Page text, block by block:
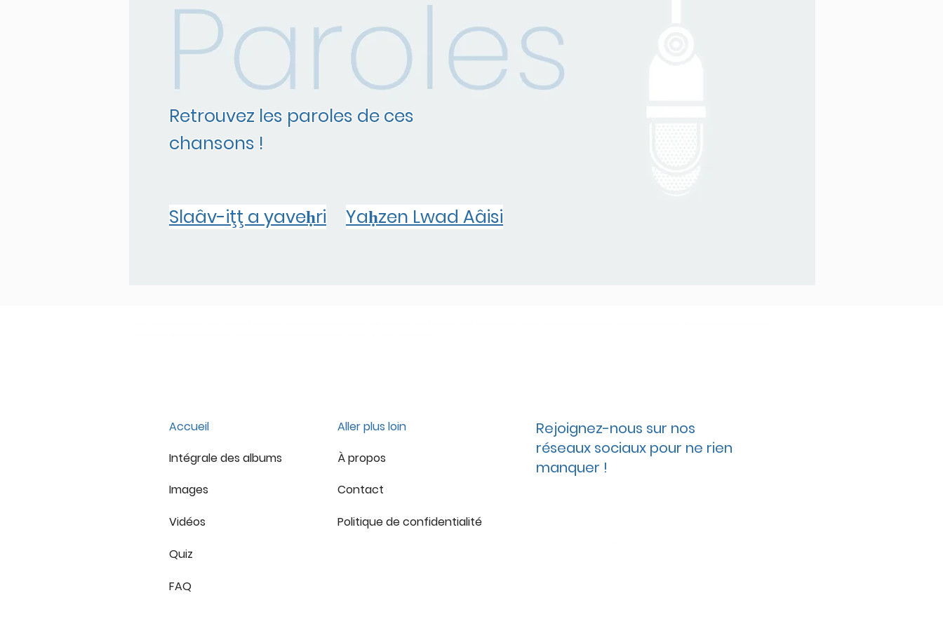
Retrouvez les paroles de ces
chansons !
Slaâv-iţţ a yaveḥri Yaḥzen Lwad Aâisi
Accueil
Intégrale des albums
Images
Vidéos
Quiz
FAQ
Aller plus loin
À propos
Contact
Politique de confidentialité
Rejoignez-nous sur nos
réseaux sociaux pour ne rien
manquer !